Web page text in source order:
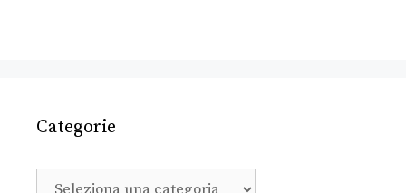
Categorie